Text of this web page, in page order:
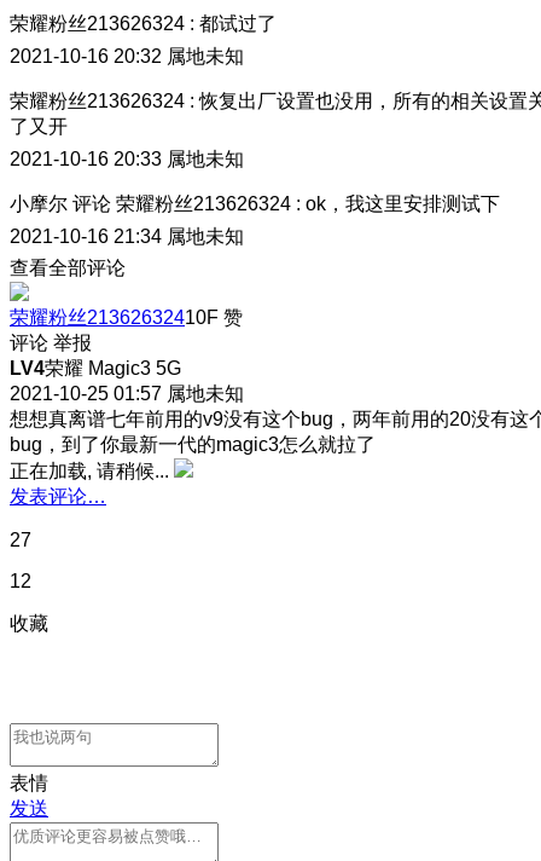
荣耀粉丝213626324 : 都试过了
2021-10-16 20:32 属地未知
荣耀粉丝213626324 : 恢复出厂设置也没用，所有的相关设置
了又开
2021-10-16 20:33 属地未知
小摩尔 评论 荣耀粉丝213626324 : ok，我这里安排测试下
2021-10-16 21:34 属地未知
查看全部评论
荣耀粉丝21362632410F 赞
评论 举报
LV4荣耀 Magic3 5G
2021-10-25 01:57 属地未知
想想真离谱七年前用的v9没有这个bug，两年前用的20没有这
bug，到了你最新一代的magic3怎么就拉了
正在加载, 请稍候...
发表评论…
27
12
收藏
表情
发送